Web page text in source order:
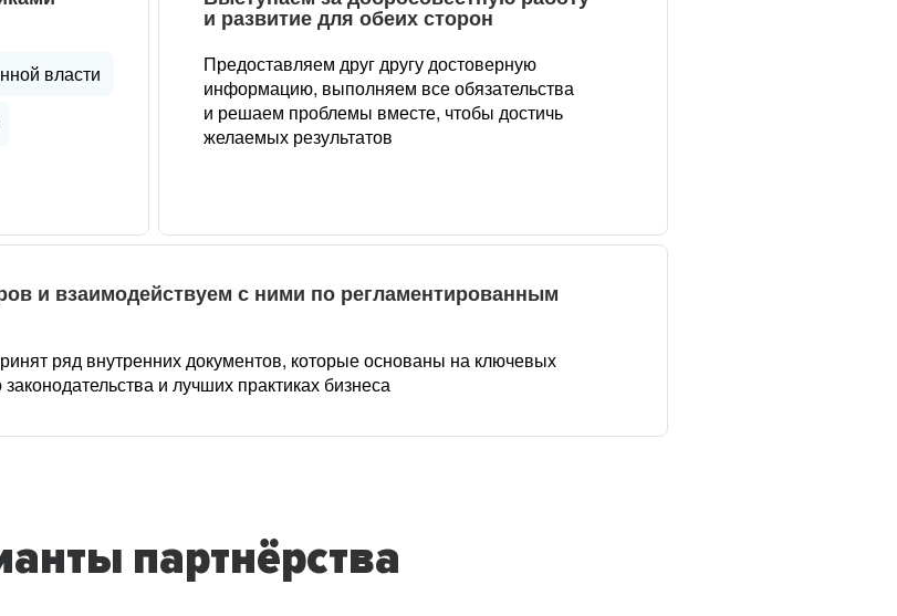
власти
и развитие для обеих сторон
Предоставляем друг другу достоверную
информацию, выполняем все обязательства
и решаем проблемы вместе, чтобы достичь
желаемых результатов
и взаимодействуем с ними по регламентированным
ряд внутренних документов, которые основаны на ключевых
и лучших практиках бизнеса
партнёрства